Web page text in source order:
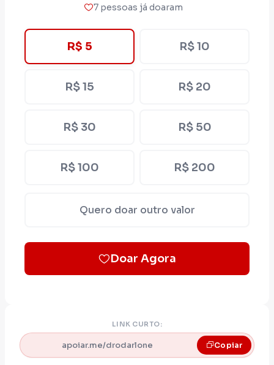
7 pessoas já doaram
R$ 5 R$ 10
R$ 15 R$ 20
R$ 30 R$ 50
R$ 100 R$ 200
Quero doar outro valor
Doar Agora
LINK CURTO:
apoiar.me/drodarlone Copiar